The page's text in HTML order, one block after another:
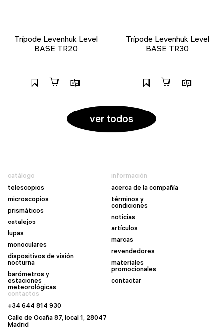
Trípode Levenhuk Level
BASE TR20
Trípode Levenhuk Level
BASE TR30
ver todos
catálogo
telescopios
microscopios
prismáticos
catalejos
lupas
monoculares
dispositivos de visión
nocturna
barómetros y
estaciones
meteorológicas
información
acerca de la compañía
términos y
condiciones
noticias
artículos
marcas
revendedores
materiales
promocionales
contactar
contactos
+34 644 814 930
Calle de Ocaña 87, local 1, 28047
Madrid